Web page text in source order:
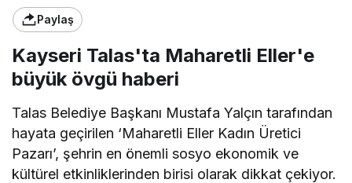
Paylaş
Kayseri Talas'ta Maharetli Eller'e
büyük övgü haberi
Talas Belediye Başkanı Mustafa Yalçın tarafından
hayata geçirilen ‘Maharetli Eller Kadın Üretici
Pazarı’, şehrin en önemli sosyo ekonomik ve
kültürel etkinliklerinden birisi olarak dikkat çekiyor.